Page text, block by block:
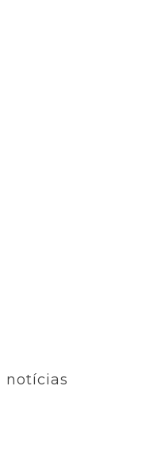
notícias